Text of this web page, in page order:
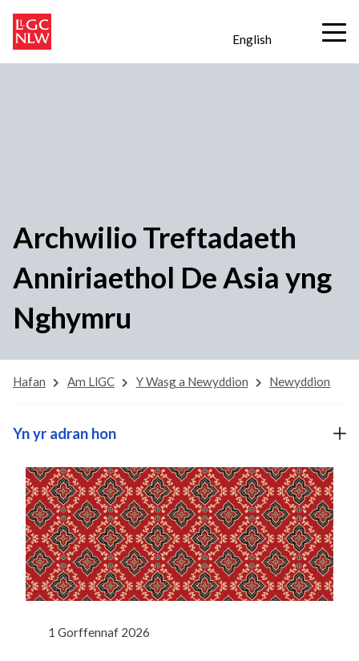
English
Archwilio Treftadaeth
Anniriaethol De Asia yng
Nghymru
Hafan Am LlGC Y Wasg a Newyddion Newyddion
1 Gorffennaf 2026
Yn yr adran hon